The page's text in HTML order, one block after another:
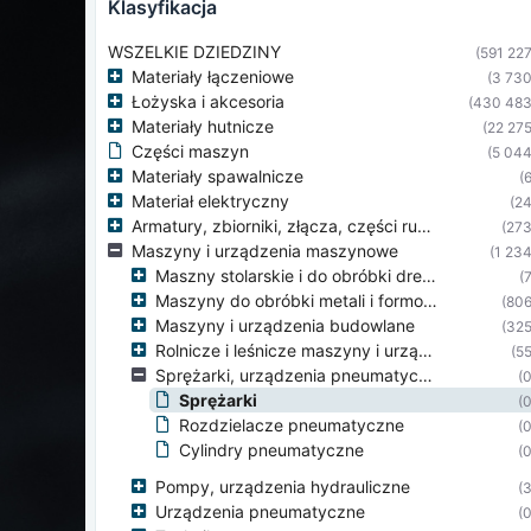
klasyfikacja
WSZELKIE DZIEDZINY (591
Materiały łączeniowe (3
Łożyska i akcesoria (430
Materiały hutnicze (22
Części maszyn (5
Materiały spawalnicze
Materiał elektryczny
Armatury, zbiorniki, złącza, części rurociągów
Maszyny i urządzenia maszynowe (1
Maszny stolarskie i do obróbki drewna
Maszyny do obróbki metali i formowania
Maszyny i urządzenia budowlane
Rolnicze i leśnicze maszyny i urządzenia
Sprężarki, urządzenia pneumatyczne
Sprężarki
Rozdzielacze pneumatyczne
Cylindry pneumatyczne
Pompy, urządzenia hydrauliczne
Urządzenia pneumatyczne